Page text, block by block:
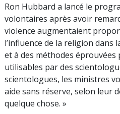
Ron Hubbard a lancé le
volontaires après avoir
violence augmentaient
l’influence de la religion dans
et à des méthodes
utilisables par des
scientologues, les ministres
aide sans réserve, selon leur
quelque chose. »